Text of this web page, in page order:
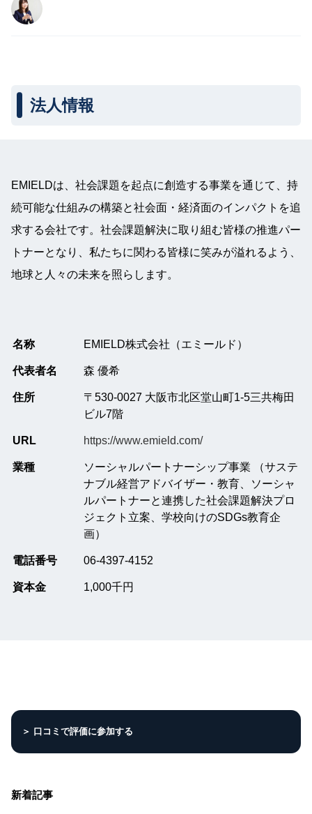
法人情報
EMIELDは、社会課題を起点に創造する事業を通じて、持
続可能な仕組みの構築と社会面・経済面のインパクトを追
求する会社です。社会課題解決に取り組む皆様の推進パー
トナーとなり、私たちに関わる皆様に笑みが溢れるよう、
地球と人々の未来を照らします。
名称 EMIELD株式会社（エミールド）
代表者名 森 優希
住所
〒530-0027 大阪市北区堂山町1-5三共梅田
ビル7階
URL https://www.emield.com/
業種
ソーシャルパートナーシップ事業 （サステ
ナブル経営アドバイザー・教育、ソーシャ
ルパートナーと連携した社会課題解決プロ
ジェクト立案、学校向けのSDGs教育企
画）
電話番号 06-4397-4152
資本金 1,000千円
＞ 口コミで評価に参加する
新着記事